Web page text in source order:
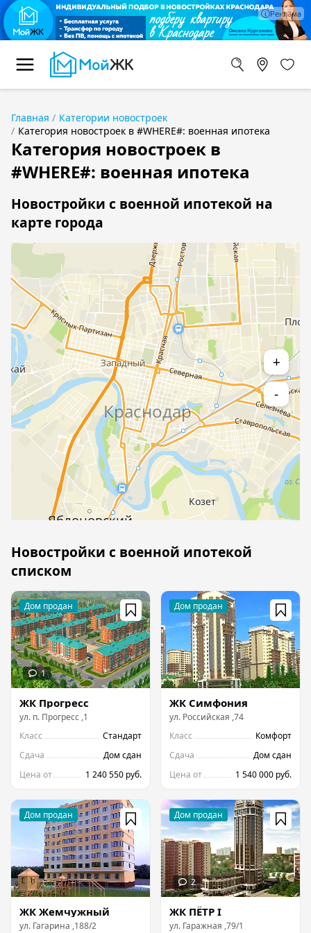
Главная
Категории новостроек
Категория новостроек в #WHERE#: военная ипотека
Категория новостроек в
#WHERE#: военная ипотека
Новостройки с военной ипотекой на
карте города
+
-
Новостройки с военной ипотекой
списком
ЖК Прогресс
ул. п. Прогресс ,1
Класс
Стандарт
Сдача
Дом сдан
Цена от
1 240 550 руб.
ЖК Симфония
ул. Российская ,74
Класс
Комфорт
Сдача
Дом сдан
Цена от
1 540 000 руб.
ЖК Жемчужный
ул. Гагарина ,188/2
ЖК ПЁТР I
ул. Гаражная ,79/1